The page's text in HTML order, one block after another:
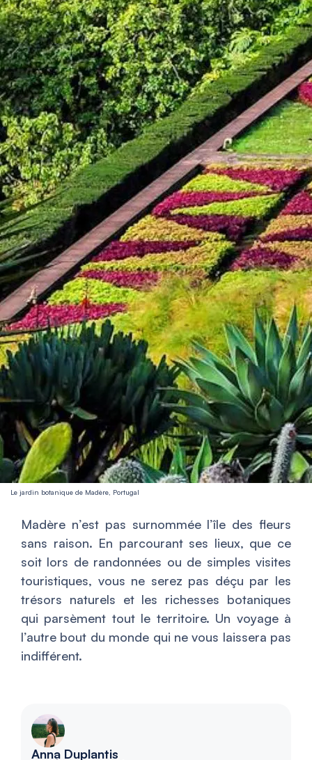
Le jardin botanique de Madère, Portugal
Madère n’est pas surnommée l’île des fleurs
sans raison. En parcourant ses lieux, que ce
soit lors de randonnées ou de simples visites
touristiques, vous ne serez pas déçu par les
trésors naturels et les richesses botaniques
qui parsèment tout le territoire. Un voyage à
l’autre bout du monde qui ne vous laissera pas
indifférent.
Anna Duplantis